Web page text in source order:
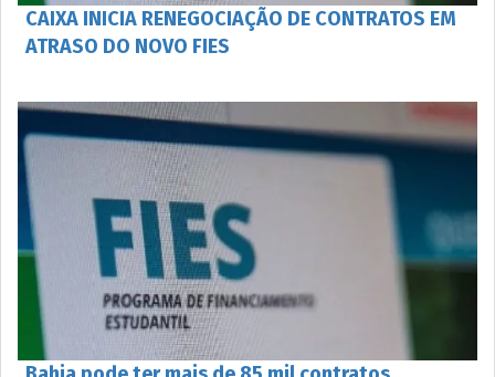
CAIXA INICIA RENEGOCIAÇÃO DE CONTRATOS EM
ATRASO DO NOVO FIES